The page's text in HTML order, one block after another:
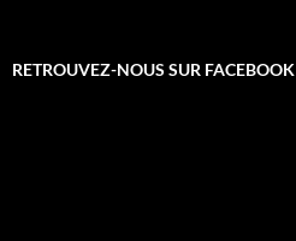
RETROUVEZ-NOUS SUR FACEBOOK